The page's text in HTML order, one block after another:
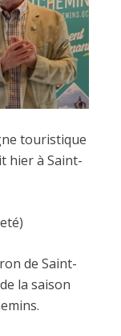
touristique
hier à Saint-
de Saint-
la saison